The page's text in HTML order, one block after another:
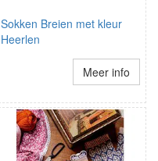
Sokken Breien met kleur
Heerlen
Meer info